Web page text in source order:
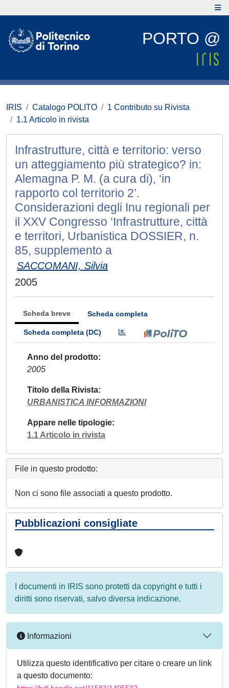
PORTO @
IRIS Catalogo POLITO
1 Contributo su Rivista
1.1 Articolo in rivista
Infrastrutture, città e territorio: verso
un atteggiamento più strategico? in:
Alemagna P. M. (a cura di), ‘in
rapporto col territorio 2’.
Considerazioni degli Inu regionali per
il XXV Congresso ‘Infrastrutture, città
e territori, Urbanistica DOSSIER, n.
85, supplemento a
SACCOMANI, Silvia
2005
Scheda breve Scheda completa
Scheda completa (DC)
Anno del prodotto
2005
Titolo della Rivista
URBANISTICA INFORMAZIONI
Appare nelle tipologie
1.1 Articolo in rivista
File in questo prodotto:
Non ci sono file associati a questo prodotto.
Pubblicazioni consigliate
I documenti in IRIS sono protetti da copyright e tutti i
diritti sono riservati, salvo diversa indicazione.
Informazioni
Utilizza questo identificativo per citare o creare un link
a questo documento: